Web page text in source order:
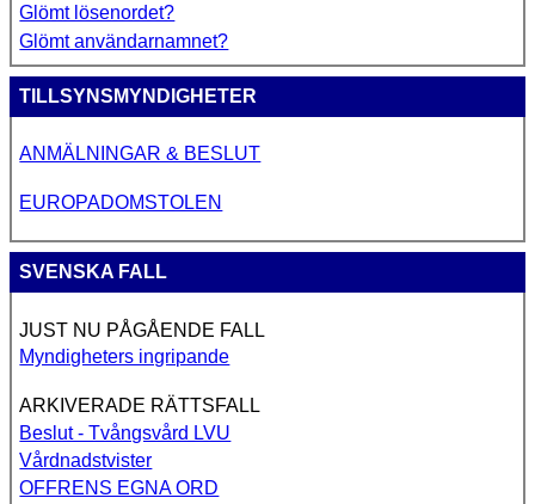
Glömt lösenordet?
Glömt användarnamnet?
TILLSYNSMYNDIGHETER
ANMÄLNINGAR & BESLUT
EUROPADOMSTOLEN
SVENSKA FALL
JUST NU PÅGÅENDE FALL
Myndigheters ingripande
ARKIVERADE RÄTTSFALL
Beslut - Tvångsvård LVU
Vårdnadstvister
OFFRENS EGNA ORD